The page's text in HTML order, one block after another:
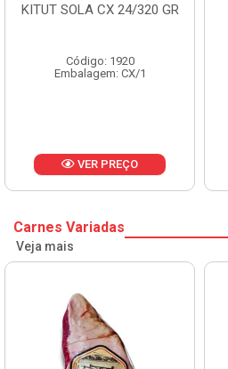
KITUT SOLA CX 24/320 GR
Código: 1920
Embalagem: CX/1
VER PREÇO
Carnes Variadas
Veja mais